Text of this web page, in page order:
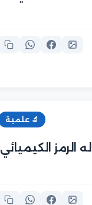
🔬 علمية
الرمز الكيميائي